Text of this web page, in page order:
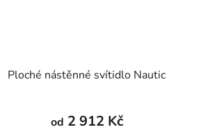
Ploché nástěnné svítidlo Nautic
od 2 912 Kč